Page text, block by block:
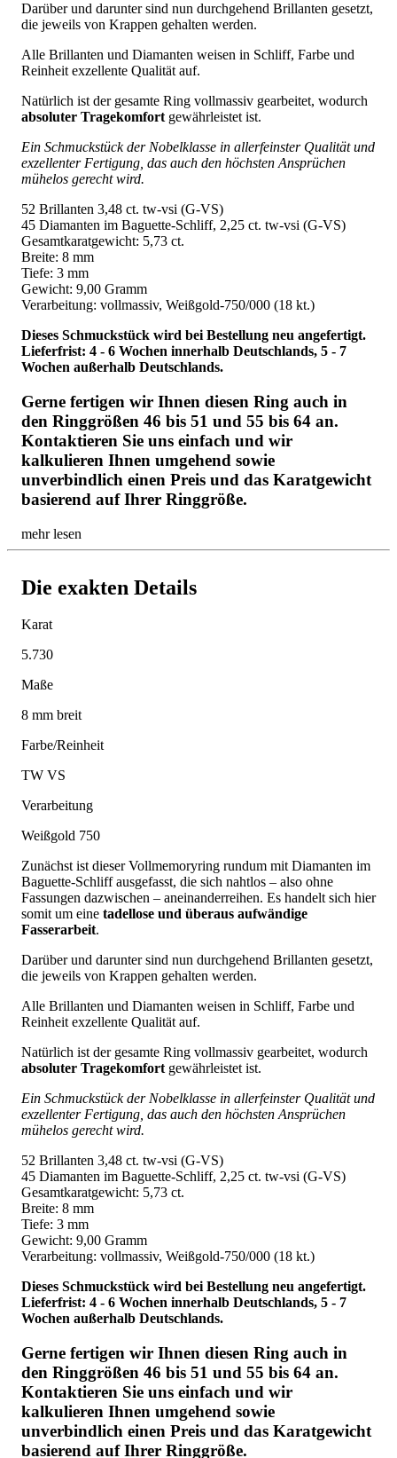
Darüber und darunter sind nun durchgehend Brillanten gesetzt,
die jeweils von Krappen gehalten werden.
Alle Brillanten und Diamanten weisen in Schliff, Farbe und
Reinheit exzellente Qualität auf.
Natürlich ist der gesamte Ring vollmassiv gearbeitet, wodurch
absoluter Tragekomfort gewährleistet ist.
Ein Schmuckstück der Nobelklasse in allerfeinster Qualität und
exzellenter Fertigung, das auch den höchsten Ansprüchen
mühelos gerecht wird.
52 Brillanten 3,48 ct. tw-vsi (G-VS)
45 Diamanten im Baguette-Schliff, 2,25 ct. tw-vsi (G-VS)
Gesamtkaratgewicht: 5,73 ct.
Breite: 8 mm
Tiefe: 3 mm
Gewicht: 9,00 Gramm
Verarbeitung: vollmassiv, Weißgold-750/000 (18 kt.)
Dieses Schmuckstück wird bei Bestellung neu angefertigt.
Lieferfrist: 4 - 6 Wochen innerhalb Deutschlands, 5 - 7
Wochen außerhalb Deutschlands.
Gerne fertigen wir Ihnen diesen Ring auch in
den Ringgrößen 46 bis 51 und 55 bis 64 an.
Kontaktieren Sie uns einfach und wir
kalkulieren Ihnen umgehend sowie
unverbindlich einen Preis und das Karatgewicht
basierend auf Ihrer Ringgröße.
mehr lesen
Die exakten Details
Karat
5.730
Maße
8 mm breit
Farbe/Reinheit
TW VS
Verarbeitung
Weißgold 750
Zunächst ist dieser Vollmemoryring rundum mit Diamanten im
Baguette-Schliff ausgefasst, die sich nahtlos – also ohne
Fassungen dazwischen – aneinanderreihen. Es handelt sich hier
somit um eine tadellose und überaus aufwändige
Fasserarbeit.
Darüber und darunter sind nun durchgehend Brillanten gesetzt,
die jeweils von Krappen gehalten werden.
Alle Brillanten und Diamanten weisen in Schliff, Farbe und
Reinheit exzellente Qualität auf.
Natürlich ist der gesamte Ring vollmassiv gearbeitet, wodurch
absoluter Tragekomfortgewährleistet ist.
Ein Schmuckstück der Nobelklasse in allerfeinster Qualität und
exzellenter Fertigung, das auch den höchsten Ansprüchen
mühelos gerecht wird.
52 Brillanten 3,48 ct. tw-vsi (G-VS)
45 Diamanten im Baguette-Schliff, 2,25 ct. tw-vsi (G-VS)
Gesamtkaratgewicht: 5,73 ct.
Breite: 8 mm
Tiefe: 3 mm
Gewicht: 9,00 Gramm
Verarbeitung: vollmassiv, Weißgold-750/000 (18 kt.)
Dieses Schmuckstück wird bei Bestellung neu angefertigt.
Lieferfrist: 4 - 6 Wochen innerhalb Deutschlands, 5 - 7
Wochen außerhalb Deutschlands.
Gerne fertigen wir Ihnen diesen Ring auch in
den Ringgrößen 46 bis 51 und 55 bis 64 an.
Kontaktieren Sie uns einfach und wir
kalkulieren Ihnen umgehend sowie
unverbindlich einen Preis und das Karatgewicht
basierend auf Ihrer Ringgröße.